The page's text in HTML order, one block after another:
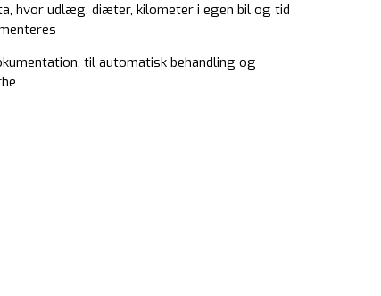
hvor udlæg, diæter, kilometer i egen bil og tid
til automatisk behandling og